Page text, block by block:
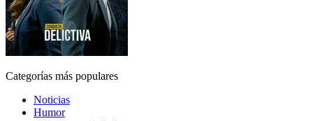
Categorías más populares
Noticias
Humor